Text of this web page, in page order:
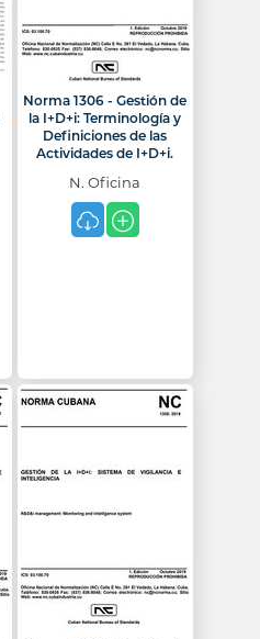
Norma 1306 - Gestión de
la I+D+i: Terminología y
Definiciones de las
Actividades de I+D+i.
N. Oficina